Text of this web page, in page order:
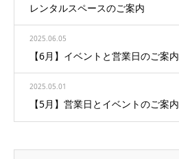
レンタルスペースのご案内
2025.06.05
【6月】イベントと営業日のご案内
2025.05.01
【5月】営業日とイベントのご案内